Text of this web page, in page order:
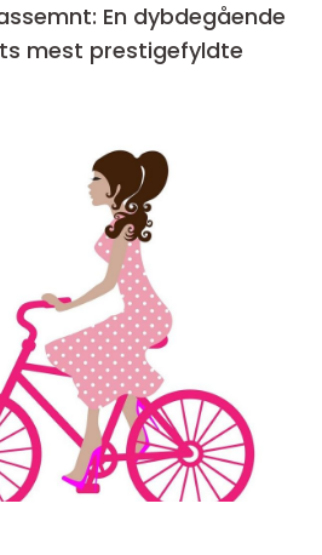
En dybdegående
mest prestigefyldte